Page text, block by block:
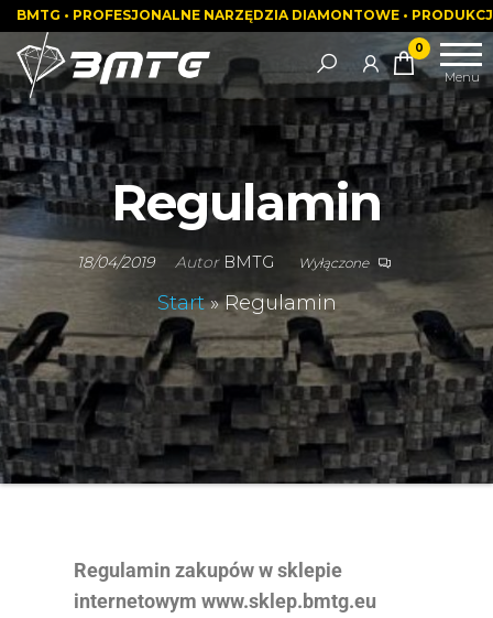
BMTG • PROFESJONALNE NARZĘDZIA DIAMONTOWE •
Narzędzia
diamentowe |
Maszyny
specjalistyczne
| Piły ścienne |
Piły do podłoża
| Diamentowe
wiertła
koronowe
najlepsze
narzędzia
diamentowe i
ogromne
doświadczenie
0
Menu
Regulamin
18/04/2019 AutorBMTG Wyłączone
Start»Regulamin
Regulamin zakupów w sklepie
internetowym www.sklep.bmtg.eu